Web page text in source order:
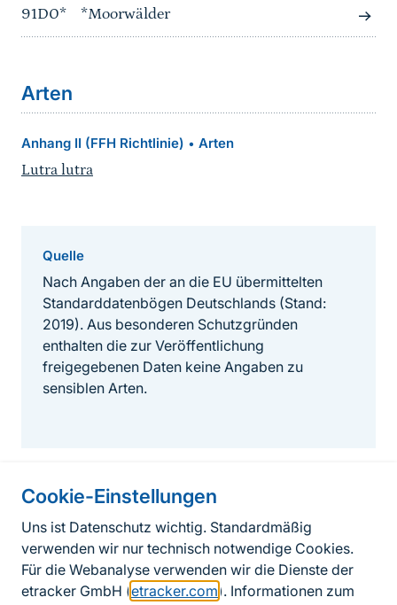
Cookie-Einstellungen
Uns ist Datenschutz wichtig. Standardmäßig
verwenden wir nur technisch notwendige Cookies.
Für die Webanalyse verwenden wir die Dienste der
etracker GmbH (etracker.com ). Informationen zum
91D0* *Moorwälder
Arten
Anhang II (FFH Richtlinie) • Arten
Lutra lutra
Quelle
Nach Angaben der an die EU übermittelten
Standarddatenbögen Deutschlands (Stand:
2019). Aus besonderen Schutzgründen
enthalten die zur Veröffentlichung
freigegebenen Daten keine Angaben zu
sensiblen Arten.
Informationen zur Seite
FußzeileKontakt zum BfN
Kontaktformular